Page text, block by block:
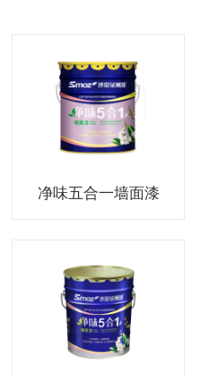
净味五合一墙面漆